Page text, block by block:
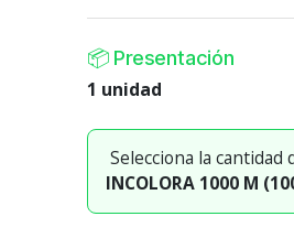
📦 Presentación
1 unidad
Selecciona la cantidad
INCOLORA 1000 M